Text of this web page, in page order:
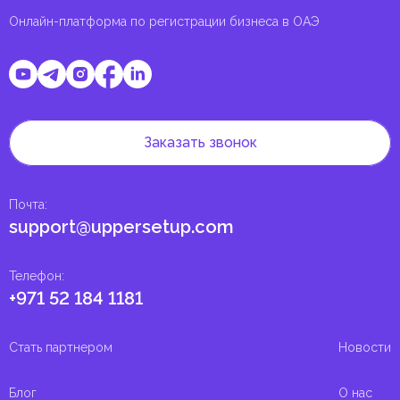
Онлайн-платформа по регистрации бизнеса в ОАЭ
Телефон:
+971 52 184 1181
Почта:
support@uppersetup.com
Заказать звонок
Стать партнером Новости
Блог О нас